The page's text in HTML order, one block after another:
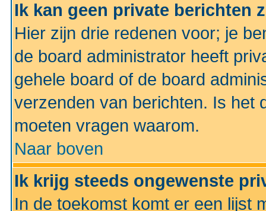
Ik kan geen private berichten
Hier zijn drie redenen voor; je
de board administrator heeft
gehele board of de board
verzenden van berichten. Is het
moeten vragen waarom.
Naar boven
Ik krijg steeds ongewenste
In de toekomst komt er een lijst